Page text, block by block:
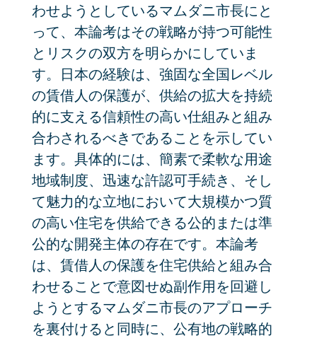
わせようとしているマムダニ市長にと
って、本論考はその戦略が持つ可能性
とリスクの双方を明らかにしていま
す。日本の経験は、強固な全国レベル
の賃借人の保護が、供給の拡大を持続
的に支える信頼性の高い仕組みと組み
合わされるべきであることを示してい
ます。具体的には、簡素で柔軟な用途
地域制度、迅速な許認可手続き、そし
て魅力的な立地において大規模かつ質
の高い住宅を供給できる公的または準
公的な開発主体の存在です。本論考
は、賃借人の保護を住宅供給と組み合
わせることで意図せぬ副作用を回避し
ようとするマムダニ市長のアプローチ
を裏付けると同時に、公有地の戦略的